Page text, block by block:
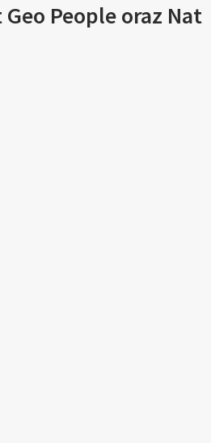
People oraz Nat